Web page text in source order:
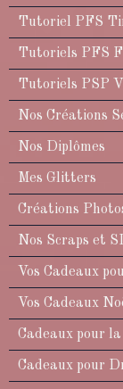
Tutoriel PFS
Tutoriels PFS
Tutoriels PSP
Nos Créations
Nos Diplômes
Mes Glitters
Créations
Nos Scraps et
Vos Cadeaux
Vos Cadeaux
Cadeaux pour
Cadeaux pour